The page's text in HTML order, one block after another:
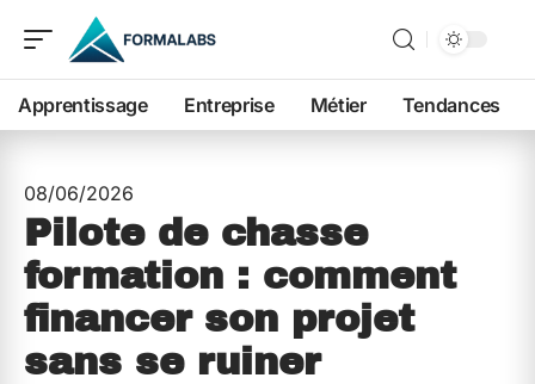
Apprentissage Entreprise Métier Tendances
08/06/2026
Pilote de chasse
formation : comment
financer son projet
sans se ruiner